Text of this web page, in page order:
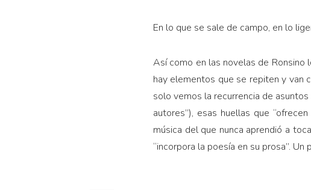
En lo que se sale de campo, en lo
Así como en las novelas de
hay elementos que se repiten y van
solo vemos la recurrencia de
autores”), esas huellas que
música del que nunca aprendió a
“incorpora la poesía en su prosa”.